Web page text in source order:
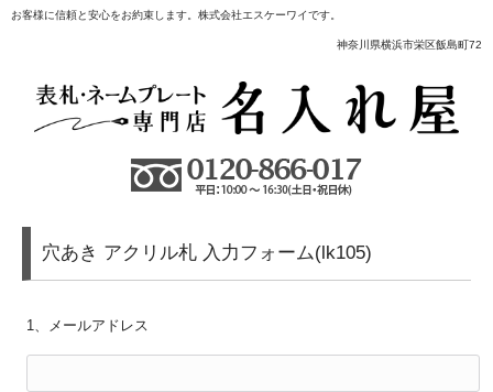
お客様に信頼と安心をお約束します。株式会社エスケーワイです。
神奈川県横浜市栄区飯島町72
穴あき アクリル札 入力フォーム(lk105)
1、メールアドレス